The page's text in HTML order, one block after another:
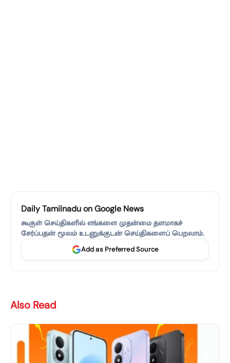
Daily Tamilnadu on Google News
கூகுள் செய்திகளில் எங்களை முதன்மை தளமாகச்
சேர்ப்பதன் மூலம் உடனுக்குடன் செய்திகளைப் பெறலாம்.
Add as Preferred Source
Also Read